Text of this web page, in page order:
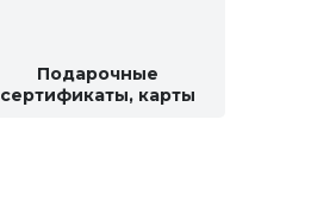
Подарочные
сертификаты, карты